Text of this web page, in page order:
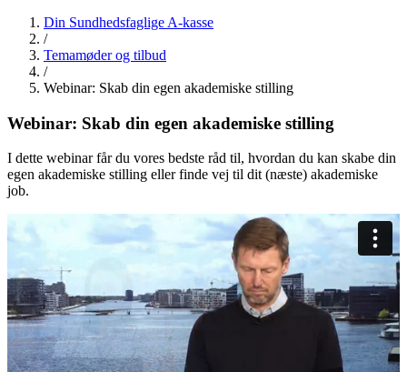
Din Sundhedsfaglige A-kasse
/
Temamøder og tilbud
/
Webinar: Skab din egen akademiske stilling
Webinar: Skab din egen akademiske stilling
I dette webinar får du vores bedste råd til, hvordan du kan skabe din
egen akademiske stilling eller finde vej til dit (næste) akademiske
job.